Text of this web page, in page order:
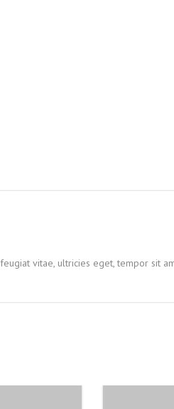
vitae, ultricies eget, tempor sit